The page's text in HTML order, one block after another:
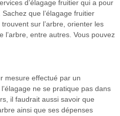
d’élagage fruitier qui a pour
que l’élagage fruitier
sur l’arbre, orienter les
entre autres. Vous pouvez
mesure effectué par un
ne se pratique pas dans
il faudrait aussi savoir que
ainsi que ses dépenses